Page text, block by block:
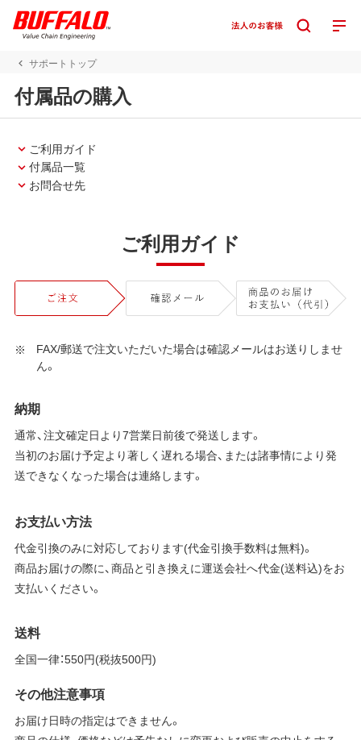
サポートトップ
付属品の購入
ご利用ガイド
付属品一覧
お問合せ先
ご利用ガイド
FAX/郵送で注文いただいた場合は確認メールはお送りしませ
ん。
納期
通常、注文確定日より7営業日前後で発送します。
当初のお届け予定より著しく遅れる場合、または諸事情により発
送できなくなった場合は連絡します。
お支払い方法
代金引換のみに対応しております(代金引換手数料は無料)。
商品お届けの際に、商品と引き換えに運送会社へ代金(送料込)をお
支払いください。
送料
全国一律：550円(税抜500円)
その他注意事項
お届け日時の指定はできません。